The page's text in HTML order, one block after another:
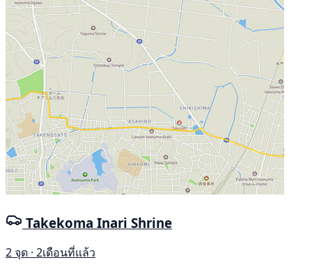
Takekoma Inari Shrine
2 จุด · 2เดือนที่แล้ว